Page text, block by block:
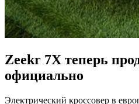
Zeekr 7X теперь
официально
Электрический кроссовер в